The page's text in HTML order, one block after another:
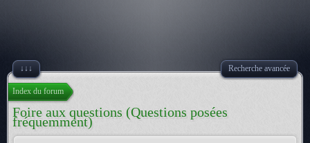
↓↓↓ Recherche avancée
Index du forum
Foire aux questions (Questions posées
fréquemment)